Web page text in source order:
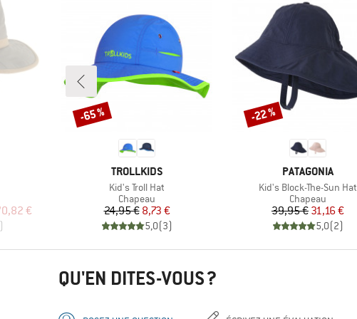
€
MARQUE
TROLLKIDS
Article
Kid's Troll Hat
Product group
Chapeau
Prix
24,95 €Prix réduit
8,73 €
5,0(3)
Remise
-65 %
MARQUE
PATAGONIA
Article
Kid's Block-The-Sun Hat
Product group
Chapeau
Prix
39,95 €Prix réduit
31,16 €
5,0(2)
Remise
-22 %
QU'EN DITES-VOUS ?